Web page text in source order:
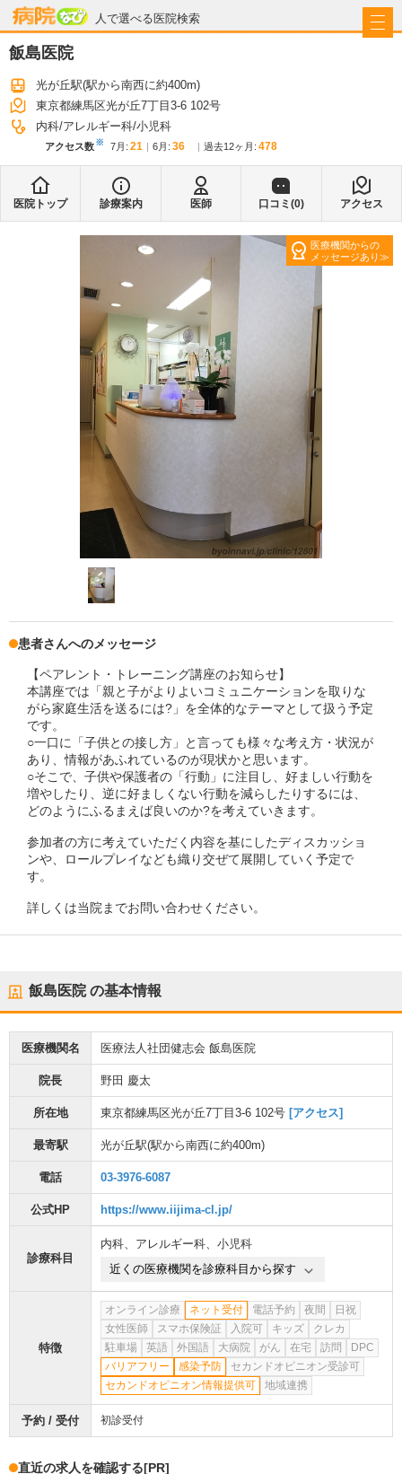
人で選べる医院検索
病院なび
飯島医院
光が丘駅(駅から南西に約400m)
東京都練馬区光が丘7丁目3-6 102号
内科 アレルギー科 小児科
アクセス数※ 7月 : 21 6月 : 36 過去12ヶ月: 478
医院トップ 診療案内 医師 口コミ(0) アクセス
医療機関からの
メッセージあり
患者さんへのメッセージ
【ペアレント・トレーニング講座のお知らせ】
本講座では「親と子がよりよいコミュニケーションを取りな
がら家庭生活を送るには?」を全体的なテーマとして扱う予定
です。
○一口に「子供との接し方」と言っても様々な考え方・状況が
あり、情報があふれているのが現状かと思います。
○そこで、子供や保護者の「行動」に注目し、好ましい行動を
増やしたり、逆に好ましくない行動を減らしたりするには、
どのようにふるまえば良いのか?を考えていきます。
参加者の方に考えていただく内容を基にしたディスカッショ
ンや、ロールプレイなども織り交ぜて展開していく予定で
す。
詳しくは当院までお問い合わせください。
飯島医院の基本情報
医療機関名 医療法人社団健志会 飯島医院
院長 野田 慶太
所在地 東京都練馬区光が丘7丁目3-6 102号 [アクセス]
最寄駅 光が丘駅(駅から南西に約400m)
電話 03-3976-6087
公式HP https://www.iijima-cl.jp/
診療科目
内科、 アレルギー科、 小児科
近くの医療機関を診療科目から探す
特徴
オンライン診療 ネット受付 電話予約 夜間
日祝
女性医師
スマホ保険証 入院可 キッズ
クレカ
駐車場
英語 外国語 大病院 がん 在宅 訪問
DPC
バリアフリー
感染予防
セカンドオピニオン受診可
セカンドオピニオン情報提供可
地域連携
予約 / 受付 初診受付
直近の求人を確認する[PR]